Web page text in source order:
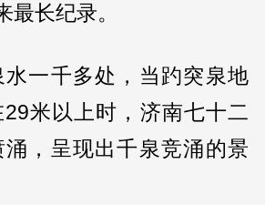
最长纪录。
一千多处，当趵突泉地
米以上时，济南七十二
，呈现出千泉竞涌的景